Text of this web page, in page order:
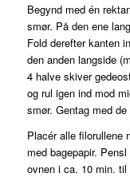
Begynd med én
smør. På den ene
Fold derefter kanten
den anden langside
4 halve skiver
og rul igen ind mod
smør. Gentag med
Placér alle filorullene
med bagepapir.
ovnen i ca. 10 min.